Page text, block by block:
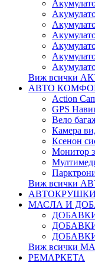
Виж всички
АВТО
Action
GPS
Вело
Камера
Ксенон
Монитор
Виж всички
АВТОКРУШКИ
МАСЛА И
Виж всички
РЕМАРКЕТА